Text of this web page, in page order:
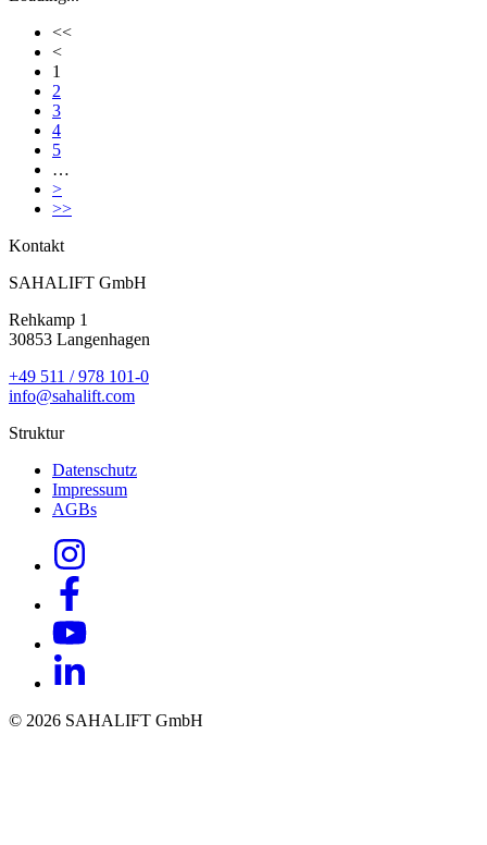
<<
<
1
2
3
4
5
…
>
>>
Kontakt
SAHALIFT GmbH
Rehkamp 1
30853 Langenhagen
+49 511 / 978 101-0
info@sahalift.com
Struktur
Datenschutz
Impressum
AGBs
© 2026 SAHALIFT GmbH